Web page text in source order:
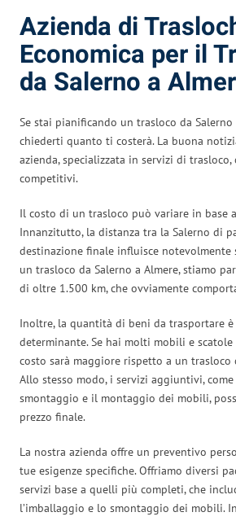
Azienda di
Economica per il
da Salerno a
Se stai pianificando un trasloco da Salerno
chiederti quanto ti costerà. La buona
azienda, specializzata in servizi di
competitivi.
Il costo di un trasloco può variare in base
Innanzitutto, la distanza tra la Salerno di
destinazione finale influisce notevolmente
un trasloco da Salerno a Almere, stiamo
di oltre 1.500 km, che ovviamente
Inoltre, la quantità di beni da trasportare
determinante. Se hai molti mobili e
costo sarà maggiore rispetto a un trasloco
Allo stesso modo, i servizi aggiuntivi,
smontaggio e il montaggio dei mobili,
prezzo finale.
La nostra azienda offre un preventivo
tue esigenze specifiche. Offriamo diversi
servizi base a quelli più completi, che
l’imballaggio e lo smontaggio dei mobili.